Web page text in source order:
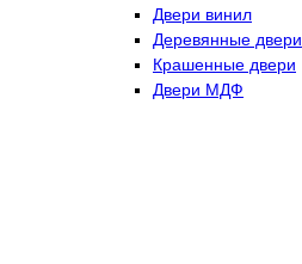
Двери винил
Деревянные двери
Крашенные двери
Двери МДФ